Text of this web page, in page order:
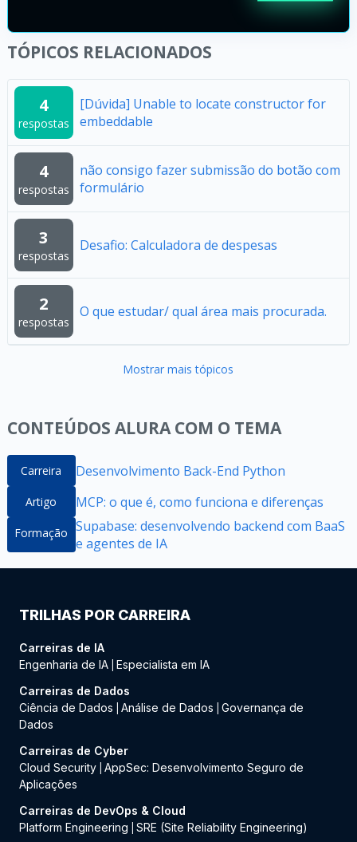
TÓPICOS RELACIONADOS
4
respostas
[Dúvida] Unable to locate constructor for
embeddable
4
respostas
não consigo fazer submissão do botão com
formulário
3
respostas
Desafio: Calculadora de despesas
2
respostas
O que estudar/ qual área mais procurada.
Mostrar mais tópicos
CONTEÚDOS ALURA COM O TEMA
Carreira Desenvolvimento Back-End Python
Artigo MCP: o que é, como funciona e diferenças
Formação Supabase: desenvolvendo backend com BaaS
e agentes de IA
TRILHAS POR CARREIRA
Carreiras de IA
Engenharia de IA Especialista em IA
Carreiras de Dados
Ciência de Dados
Análise de Dados
Governança de
Dados
Carreiras de Cyber
Cloud Security AppSec: Desenvolvimento Seguro de
Aplicações
Carreiras de DevOps & Cloud
Platform Engineering
SRE (Site Reliability Engineering)